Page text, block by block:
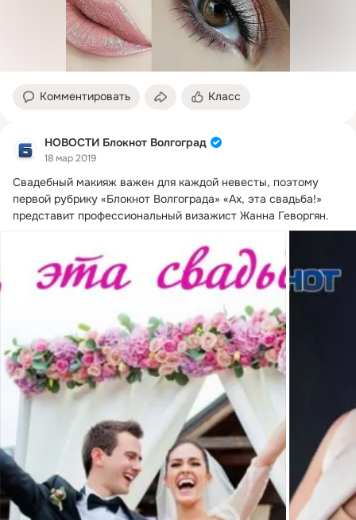
Комментировать Класс
НОВОСТИ Блокнот Волгоград
18 мар 2019
Свадебный макияж важен для каждой невесты, поэтому
первой рубрику «Блокнот Волгограда» «Ах, эта свадьба!»
представит профессиональный визажист Жанна Геворгян.